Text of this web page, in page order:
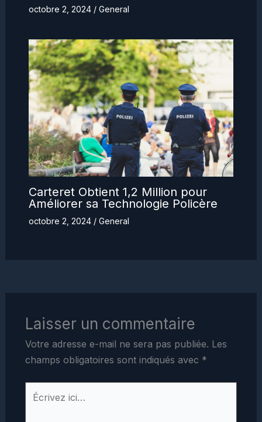
octobre 2, 2024 / General
Carteret Obtient 1,2 Million pour
Améliorer sa Technologie Policère
octobre 2, 2024 / General
Laisser un commentaire
Votre adresse e-mail ne sera pas publiée. Les
champs obligatoires sont indiqués avec *
Écrivez